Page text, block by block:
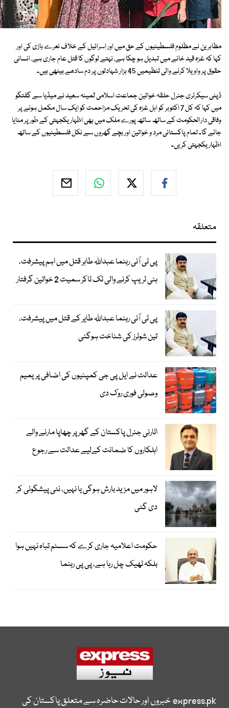
مظاہرین نے مظلوم فلسطینیوں کے حق میں اور اسرائیل کے خلاف نعرے بازی کی اور
کہا کہ غزہ قید خانے میں تبدیل ہو چکا ہے، نہتے لوگوں کا قتل عام جاری ہے، انسانی
حقوق پر واویلا کرنے والی تنظیمیں 45 ہزار شہادتوں پر دم سادھے بیٹھی ہیں۔
ڈپٹی سیکرٹری جنرل حلقہ خواتین جماعت اسلامی ثمینہ سعید نے میڈیا سے گفتگو
میں کہا کہ کل 7 اکتوبر کو اہل غزہ کی تحریک مزاحمت کو ایک سال مکمل ہونے پر
وفاقی دارالحکومت کے ساتھ ساتھ پورے ملک میں بھی اظہاریکجہتی کے طور پر منایا
جائے گا۔ تمام پاکستانی مرد و خواتین اور بچے گھروں سے نکل فلسطینیوں کے ساتھ
اظہار یکجہتی کریں۔
متعلقہ
پی ٹی آئی رہنما عبداللہ طاہر قتل میں اہم پیشرفت،
ہنی ٹریپ کرنے والی ٹک ٹاکر سمیت 2 خواتین گرفتار
پی ٹی آئی رہنما عبداللہ طایر کے قتل میں پیشرفت،
تین شوٹرز کی شناخت ہوگئی
عدالت نے ایل پی جی کمپنیوں کی اضافی پریمیم
وصولی فوری روک دی
اٹارنی جنرل پاکستان کے گھر پر چھاپا مارنے والے
اہلکاروں کا ضمانت کےلیے عدالت سے رجوع
لاہور میں مزید بارش ہوگی یا نہیں، نئی پیشگوئی کر
دی گئی
حکومت اعلامیہ جاری کرے کہ سسٹم تباہ نہیں ہوا
بلکہ ٹھیک چل رہا ہے، پی پی رہنما
express.pkخبروں اور حالات حاضرہ سے متعلق پاکستان کی